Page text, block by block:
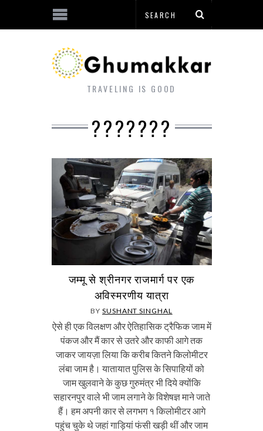
TRAVELING IS GOOD
???????
जम्मू से श्रीनगर राजमार्ग पर एक
अविस्मरणीय यात्रा
BYSUSHANT SINGHAL
ऐसे ही एक विलक्षण और ऐतिहासिक ट्रैफिक जाम में
पंकज और मैं कार से उतरे और काफी आगे तक
जाकर जायज़ा लिया कि करीब कितने किलोमीटर
लंबा जाम है। यातायात पुलिस के सिपाहियों को
जाम खुलवाने के कुछ गुरुमंत्र भी दिये क्योंकि
सहारनपुर वाले भी जाम लगाने के विशेषज्ञ माने जाते
हैं। हम अपनी कार से लगभग १ किलोमीटर आगे
पहुंच चुके थे जहां गाड़ियां फंसी खड़ी थीं और जाम